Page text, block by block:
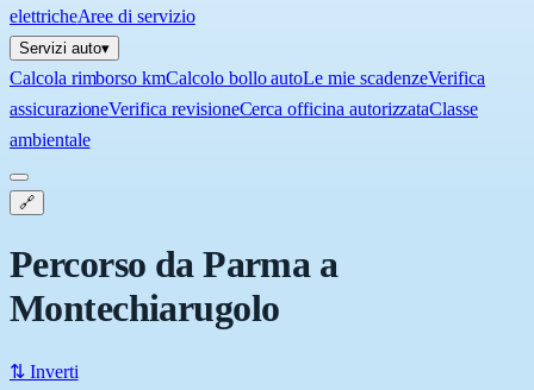
elettricheAree di servizio
Servizi auto▾
Calcola rimborso kmCalcolo bollo autoLe mie scadenzeVerifica
assicurazioneVerifica revisioneCerca officina autorizzataClasse
ambientale
🔗
Percorso da Parma a
Montechiarugolo
⇅ Inverti